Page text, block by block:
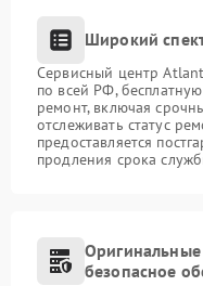
Широкий
Сервисный центр
по всей РФ,
ремонт, включая
отслеживать статус
предоставляется
продления срока
безопасное